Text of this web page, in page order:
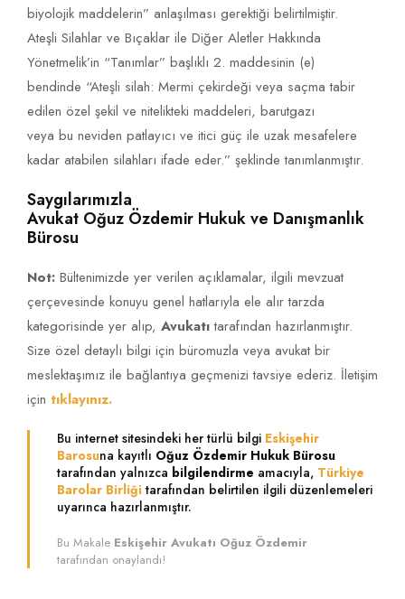
biyolojik maddelerin” anlaşılması gerektiği belirtilmiştir.
Ateşli Silahlar ve Bıçaklar ile Diğer Aletler Hakkında
Yönetmelik’in “Tanımlar” başlıklı 2. maddesinin (e)
bendinde “Ateşli silah: Mermi çekirdeği veya saçma tabir
edilen özel şekil ve nitelikteki maddeleri, barutgazı
veya bu neviden patlayıcı ve itici güç ile uzak mesafelere
kadar atabilen silahları ifade eder.” şeklinde tanımlanmıştır.
Saygılarımızla
Avukat Oğuz Özdemir Hukuk ve Danışmanlık
Bürosu
Not: Bültenimizde yer verilen açıklamalar, ilgili mevzuat
çerçevesinde konuyu genel hatlarıyla ele alır tarzda
kategorisinde yer alıp, Avukatıtarafından hazırlanmıştır.
Size özel detaylı bilgi için büromuzla veya avukat bir
meslektaşımız ile bağlantıya geçmenizi tavsiye ederiz. İletişim
için tıklayınız.
Bu internet sitesindeki her türlü bilgi Eskişehir
Barosuna kayıtlı Oğuz Özdemir Hukuk Bürosu
tarafından yalnızca bilgilendirme amacıyla, Türkiye
Barolar Birliği tarafından belirtilen ilgili düzenlemeleri
uyarınca hazırlanmıştır.
Bu Makale Eskişehir Avukatı Oğuz Özdemir
tarafından onaylandı!